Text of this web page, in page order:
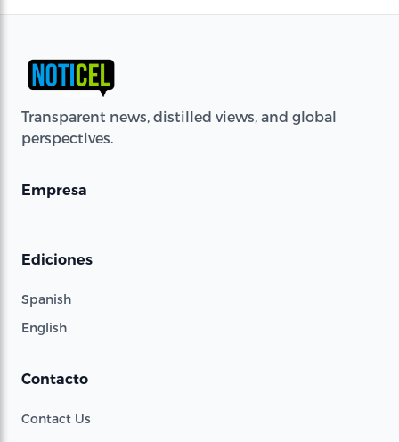
Transparent news, distilled views, and global
perspectives.
Empresa
Ediciones
Spanish
English
Contacto
Contact Us